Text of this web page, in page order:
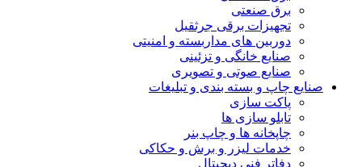
برق صنعتی
تجهیزات برقی جرثقیل
دوربین های مداربسته و امنیتی
صنایع خانگی و تزئینی
صنایع صوتی و تصویری
صنایع چاپ و بسته بندی و تبلیغات
پاکت سازی
تابلو سازی ها
چاپخانه ها و چاپ بنر
خدمات لیزر و برش و حکاکی
دفاتر فنی دیجیتال